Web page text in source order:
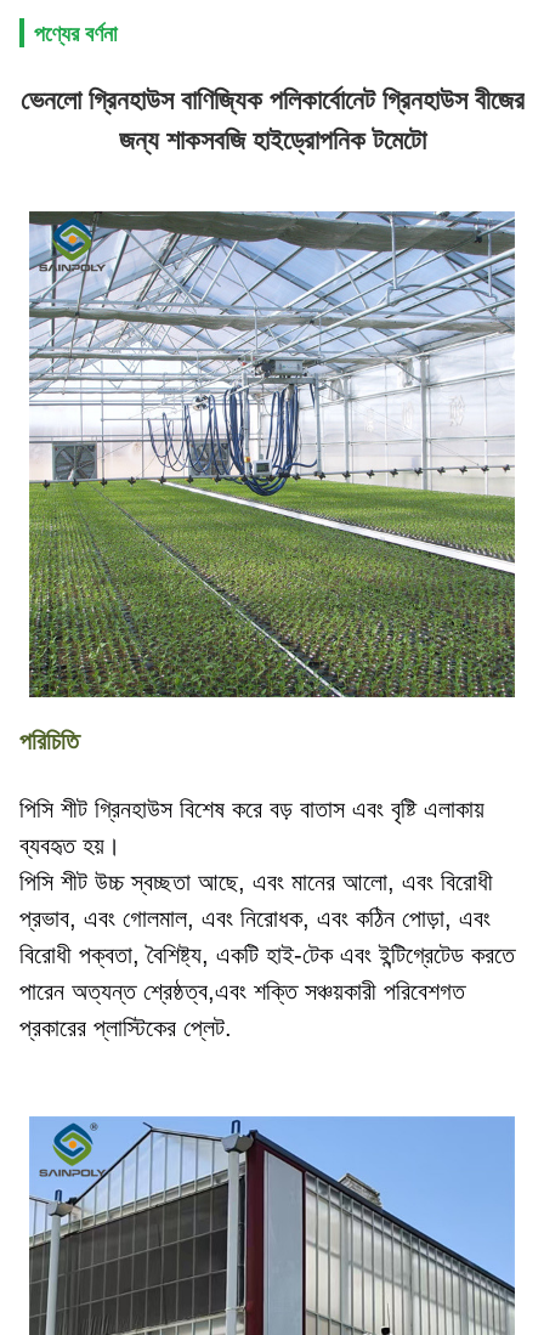
পণ্যের বর্ণনা
ভেনলো গ্রিনহাউস বাণিজ্যিক পলিকার্বোনেট গ্রিনহাউস বীজের
জন্য শাকসবজি হাইড্রোপনিক টমেটো
পরিচিতি
পিসি শীট গ্রিনহাউস বিশেষ করে বড় বাতাস এবং বৃষ্টি এলাকায়
ব্যবহৃত হয়।
পিসি শীট উচ্চ স্বচ্ছতা আছে, এবং মানের আলো, এবং বিরোধী
প্রভাব, এবং গোলমাল, এবং নিরোধক, এবং কঠিন পোড়া, এবং
বিরোধী পক্বতা, বৈশিষ্ট্য, একটি হাই-টেক এবং ইন্টিগ্রেটেড করতে
পারেন অত্যন্ত শ্রেষ্ঠত্ব,এবং শক্তি সঞ্চয়কারী পরিবেশগত
প্রকারের প্লাস্টিকের প্লেট.